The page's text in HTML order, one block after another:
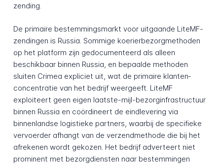
zending.
De primaire bestemmings­markt voor uitgaande LiteMF-
zendingen is Russia. Sommige koerier­bezorg­methoden
op het platform zijn gedocumenteerd als alleen
beschikbaar binnen Russia, en bepaalde methoden
sluiten Crimea expliciet uit, wat de primaire klanten­
concentratie van het bedrijf weergeeft. LiteMF
exploiteert geen eigen laatste-mijl-bezorg­infrastructuur
binnen Russia en coördineert de eindlevering via
binnenlandse logistieke partners, waarbij de specifieke
vervoerder afhangt van de verzend­methode die bij het
afrekenen wordt gekozen. Het bedrijf adverteert niet
prominent met bezorgdiensten naar bestemmingen